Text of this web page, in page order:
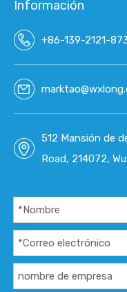
Información
+86-139-2121-
512 Mansión de
Road, 214072,